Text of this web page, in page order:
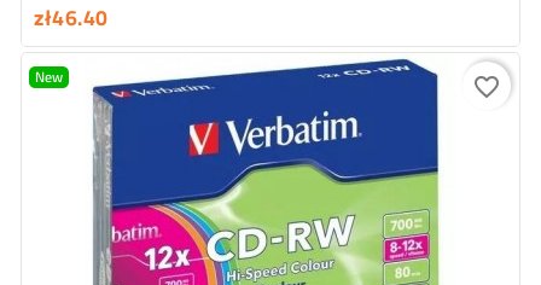
zł46.40
New favorite_border